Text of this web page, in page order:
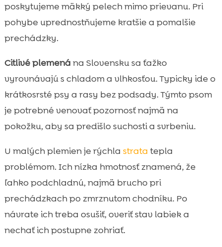
poskytujeme mäkký pelech mimo prievanu. Pri
pohybe uprednostňujeme kratšie a pomalšie
prechádzky.
Citlivé plemená na Slovensku sa ťažko
vyrovnávajú s chladom a vlhkosťou. Typicky ide o
krátkosrsté psy a rasy bez podsady. Týmto psom
je potrebné venovať pozornosť najmä na
pokožku, aby sa predišlo suchosti a svrbeniu.
U malých plemien je rýchla strata tepla
problémom. Ich nízka hmotnosť znamená, že
ľahko podchladnú, najmä brucho pri
prechádzkach po zmrznutom chodníku. Po
návrate ich treba osušiť, overiť stav labiek a
nechať ich postupne zohriať.